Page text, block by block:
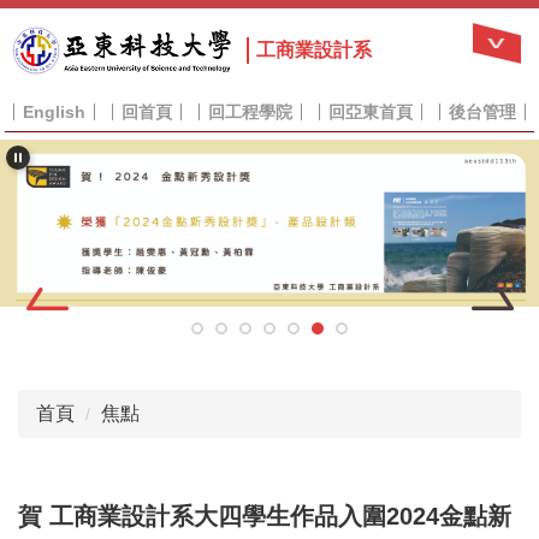
到
主
內
容
區
工商業設計系
English 回首頁 回工程學院 回亞東首頁 後台管理
首頁 焦點
賀 工商業設計系大四學生作品入圍2024金點新